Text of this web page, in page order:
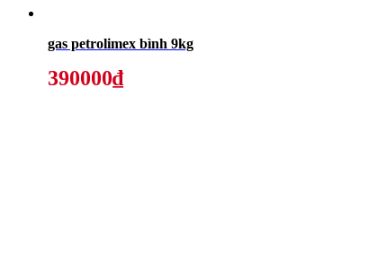
gas petrolimex bình 9kg
390000₫